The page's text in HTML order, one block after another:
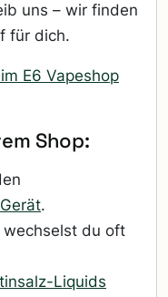
uns – wir finden
für dich.
E6 Vapeshop
Shop:
.
wechselst du oft
Liquids